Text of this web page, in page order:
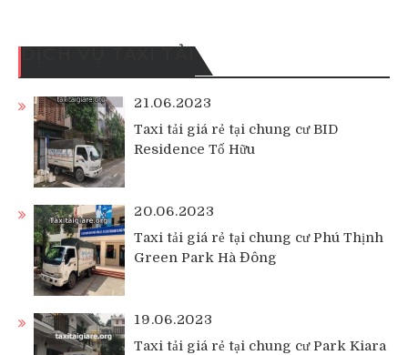
21.06.2023
Taxi tải giá rẻ tại chung cư BID
Residence Tố Hữu
20.06.2023
Taxi tải giá rẻ tại chung cư Phú Thịnh
Green Park Hà Đông
19.06.2023
Taxi tải giá rẻ tại chung cư Park Kiara